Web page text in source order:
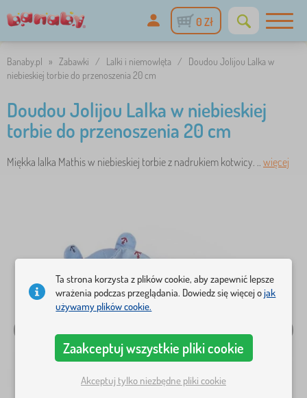
0 Zł
Banaby.pl » Zabawki / Lalki i niemowlęta /
Doudou Jolijou Lalka w
niebieskiej torbie do przenoszenia 20 cm
Doudou Jolijou Lalka w niebieskiej
torbie do przenoszenia 20 cm
Miękka lalka Mathis w niebieskiej torbie z nadrukiem kotwicy. .. więcej
Ta strona korzysta z plików cookie, aby zapewnić lepsze
wrażenia podczas przeglądania. Dowiedz się więcej ojak
używamy plików cookie.
Zaakceptuj wszystkie pliki cookie
Akceptuj tylko niezbędne pliki cookie